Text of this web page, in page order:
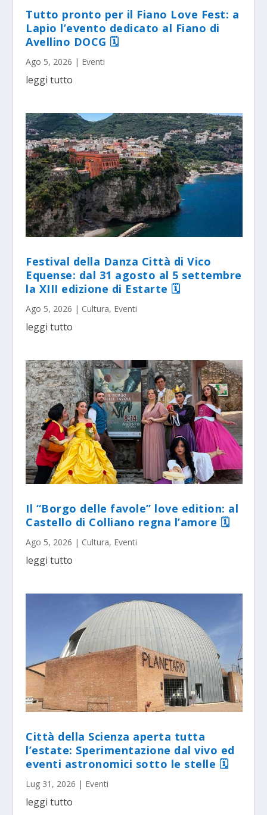
Tutto pronto per il Fiano Love Fest: a
Lapio l’evento dedicato al Fiano di
Avellino DOCG 🗓
Ago 5, 2026 | Eventi
leggi tutto
Festival della Danza Città di Vico
Equense: dal 31 agosto al 5 settembre
la XIII edizione di Estarte 🗓
Ago 5, 2026 | Cultura, Eventi
leggi tutto
Il “Borgo delle favole” love edition: al
Castello di Colliano regna l’amore 🗓
Ago 5, 2026 | Cultura, Eventi
leggi tutto
Città della Scienza aperta tutta
l’estate: Sperimentazione dal vivo ed
eventi astronomici sotto le stelle 🗓
Lug 31, 2026 | Eventi
leggi tutto